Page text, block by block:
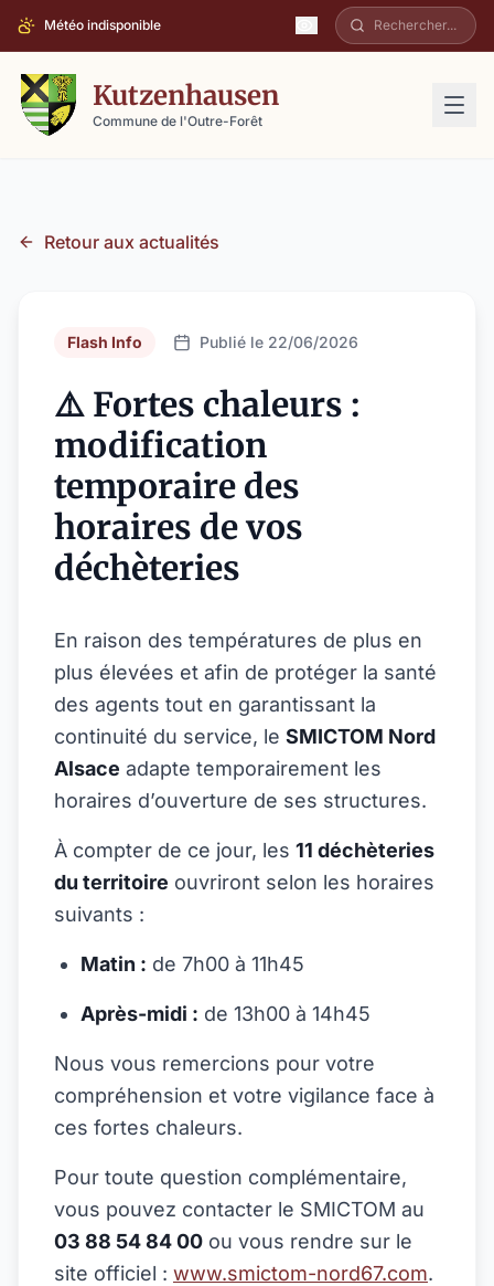
Météo indisponible
Kutzenhausen
Commune de l'Outre-Forêt
Retour aux actualités
Flash Info Publié le 22/06/2026
⚠️ Fortes chaleurs :
modification
temporaire des
horaires de vos
déchèteries
En raison des températures de plus en
plus élevées et afin de protéger la santé
des agents tout en garantissant la
continuité du service, le SMICTOM Nord
Alsace adapte temporairement les
horaires d’ouverture de ses structures.
À compter de ce jour, les 11 déchèteries
du territoire ouvriront selon les horaires
suivants :
Matin : de 7h00 à 11h45
Après-midi : de 13h00 à 14h45
Nous vous remercions pour votre
compréhension et votre vigilance face à
ces fortes chaleurs.
Pour toute question complémentaire,
vous pouvez contacter le SMICTOM au
03 88 54 84 00 ou vous rendre sur le
site officiel : www.smictom-nord67.com.